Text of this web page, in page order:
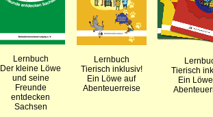
Lernbuch
Der kleine Löwe
und seine
Freunde
entdecken
Sachsen
Lernbuch
Tierisch inklusiv!
Ein Löwe auf
Abenteuerreise
Tierisch
Ein